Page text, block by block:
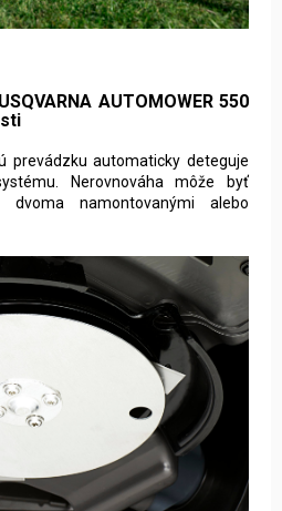
AUTOMOWER 550
prevádzku automaticky deteguje
Nerovnováha môže byť
dvoma namontovanými alebo